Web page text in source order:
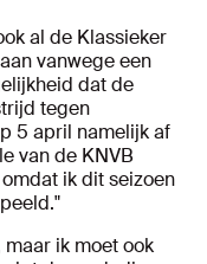
al de Klassieker
vanwege een
dat de
tegen
5 april namelijk af
van de KNVB
ik dit seizoen
ik moet ook